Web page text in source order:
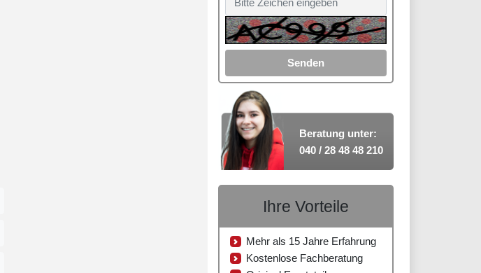
Senden
Beratung unter:
040 / 28 48 48 210
Ihre Vorteile
Mehr als 15 Jahre Erfahrung
Kostenlose Fachberatung